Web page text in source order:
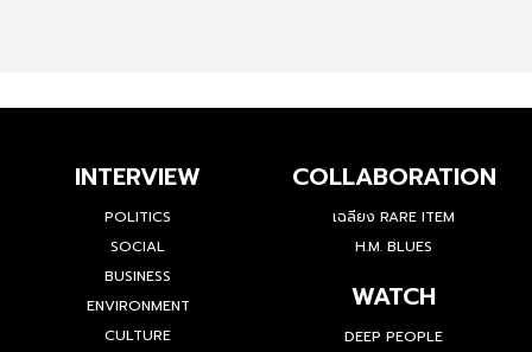
INTERVIEW
POLITICS
SOCIAL
BUSINESS
ENVIRONMENT
CULTURE
COLLABORATION
เฉลียง RARE ITEM
H.M. BLUES
WATCH
DEEP PEOPLE